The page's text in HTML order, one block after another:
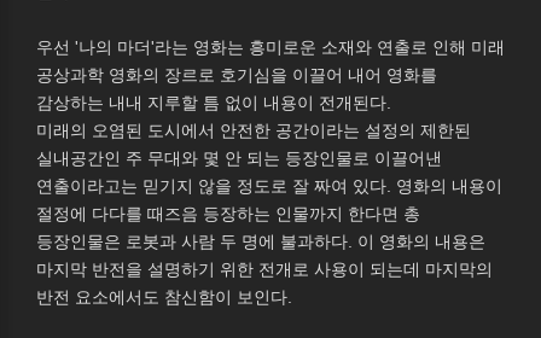
우선 '나의 마더'라는 영화는 흥미로운 소재와 연출로 인해 미래
공상과학 영화의 장르로 호기심을 이끌어 내어 영화를
감상하는 내내 지루할 틈 없이 내용이 전개된다.
미래의 오염된 도시에서 안전한 공간이라는 설정의 제한된
실내공간인 주 무대와 몇 안 되는 등장인물로 이끌어낸
연출이라고는 믿기지 않을 정도로 잘 짜여 있다. 영화의 내용이
절정에 다다를 때즈음 등장하는 인물까지 한다면 총
등장인물은 로봇과 사람 두 명에 불과하다. 이 영화의 내용은
마지막 반전을 설명하기 위한 전개로 사용이 되는데 마지막의
반전 요소에서도 참신함이 보인다.